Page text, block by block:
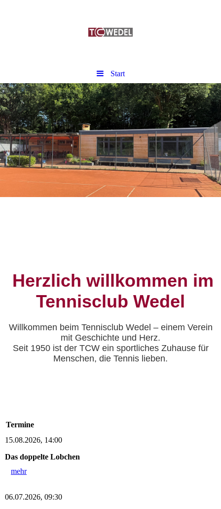
Start
Herzlich willkommen im
Tennisclub Wedel
Willkommen beim Tennisclub Wedel – einem Verein
mit Geschichte und Herz.
Seit 1950 ist der TCW ein sportliches Zuhause für
Menschen, die Tennis lieben.
Termine
15.08.2026, 14:00
Das doppelte Lobchen
mehr
06.07.2026, 09:30